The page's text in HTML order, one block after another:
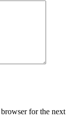
for the next